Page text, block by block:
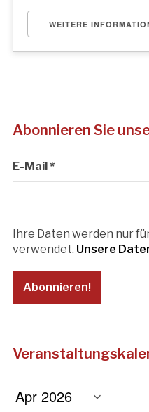
WEITERE
Abonnieren Sie
E-Mail*
Ihre Daten werden nur
verwendet. Unsere